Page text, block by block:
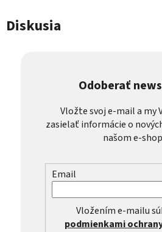
Diskusia
Odoberať
Vložte svoj e-mail a my
zasielať informácie o
našom e-
Email
Vložením e-mailu
podmienkami